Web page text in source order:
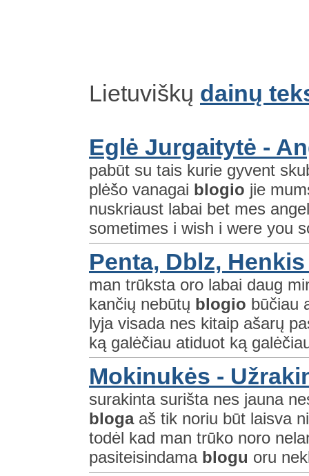
Lietuviškų dainų
Eglė Jurgaitytė -
pabūt su tais kurie gyvent
plėšo vanagai blogio jie
nuskriaust labai bet mes
sometimes i wish i were you
Penta, Dblz,
man trūksta oro labai daug
kančių nebūtų blogio būčiau
lyja visada nes kitaip ašarų
ką galėčiau atiduot ką
Mokinukės -
surakinta surišta nes jauna
blogaaš tik noriu būt laisva
todėl kad man trūko noro
pasiteisindama blogu oru